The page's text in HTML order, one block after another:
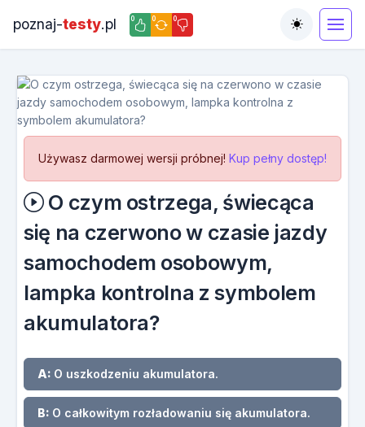
poznaj-testy.pl 0 0 0
Toggle
Używasz darmowej wersji próbnej! Kup pełny dostęp!
O czym ostrzega, świecąca
się na czerwono w czasie jazdy
samochodem osobowym,
lampka kontrolna z symbolem
akumulatora?
A: O uszkodzeniu akumulatora.
B: O całkowitym rozładowaniu się akumulatora.